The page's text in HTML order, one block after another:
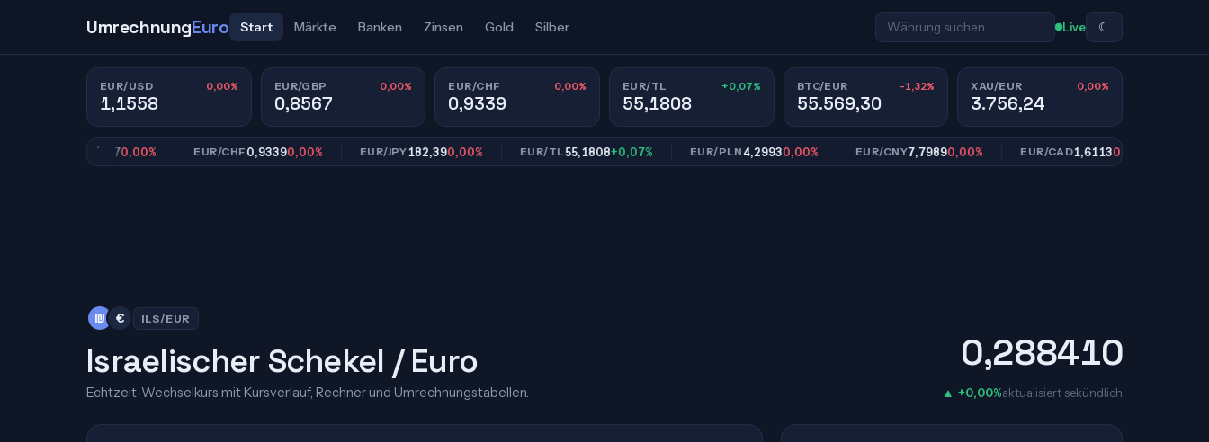
UmrechnungEuro Start Märkte Banken Zinsen Gold Silber Live ☾
EUR/USD 0,00%
1,1558
EUR/GBP 0,00%
0,8567
EUR/CHF 0,00%
0,9339
EUR/TL +0,07%
55,1808
BTC/EUR -1,32%
55.569,30
XAU/EUR 0,00%
3.756,24
0,00% EUR/CHF0,93390,00% EUR/JPY182,390,00% EUR/TL55,1808+0,07% EUR/PLN4,29930,00% EUR/CNY7,79890,00% EUR/CAD1,61130,00%
₪ € ILS/EUR
Israelischer Schekel / Euro
Echtzeit-Wechselkurs mit Kursverlauf, Rechner und Umrechnungstabellen.
0,288410
▲ +0,00%aktualisiert sekündlich